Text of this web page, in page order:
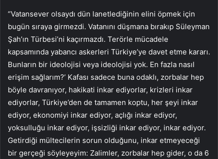
“Vatansever olsaydı dün lanetlediğinin elini öpmek için
bugün sıraya girmezdi. Vatanını düşmana bırakıp Süleyman
Şah’ın Türbesi’ni kaçırmazdı. Terörle mücadele
kapsamında yabancı askerleri Türkiye’ye davet etme kararı.
Bunların bir ideolojisi veya ideolojisi yok. En fazla nasıl
erişim sağlarım?’ Kafası sadece buna odaklı, zorbalar hep
böyle davranıyor, hakikati inkar ediyorlar, krizleri inkar
ediyorlar, Türkiye’den de tamamen koptu, her şeyi inkar
ediyor, ekonomiyi inkar ediyor, açlığı inkar ediyor,
yoksulluğu inkar ediyor, işsizliği inkar ediyor, inkar ediyor.
Getirdiği mültecilerin sorun olduğunu, inkar etmeyeceği
bir gerçeği söyleyeyim: Zalimler, zorbalar hep gider, o da 6